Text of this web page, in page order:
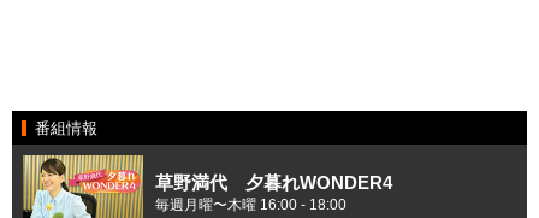
番組情報
草野満代 夕暮れWONDER4
毎週月曜〜木曜 16:00 - 18:00